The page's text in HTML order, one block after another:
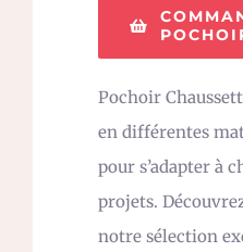
Pochoir
en différentes
pour s’adapter à
projets.
notre sélection